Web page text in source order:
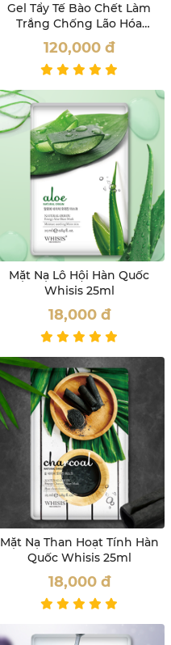
Gel Tẩy Tế Bào Chết Làm
Trắng Chống Lão Hóa
Whisis 120ml
120,000 đ
Mặt Nạ Lô Hội Hàn Quốc
Whisis 25ml
18,000 đ
Mặt Nạ Than Hoạt Tính Hàn
Quốc Whisis 25ml
18,000 đ